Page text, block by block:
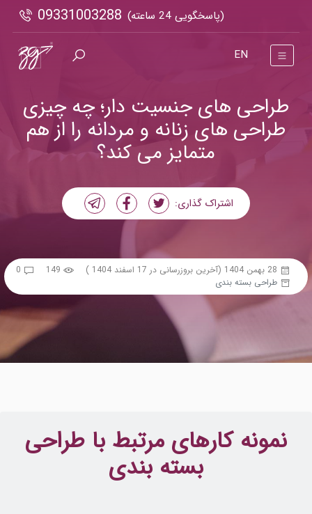
(پاسخگویی 24 ساعته) 09331003288
EN
طراحی های جنسیت دار؛ چه چیزی
طراحی های زنانه و مردانه را از هم
متمایز می کند؟
اشتراک گذاری:
28 بهمن 1404 (آخرین بروزرسانی در 17 اسفند 1404 ) 149
0
طراحی بسته بندی
نمونه کارهای مرتبط با طراحی
بسته بندی